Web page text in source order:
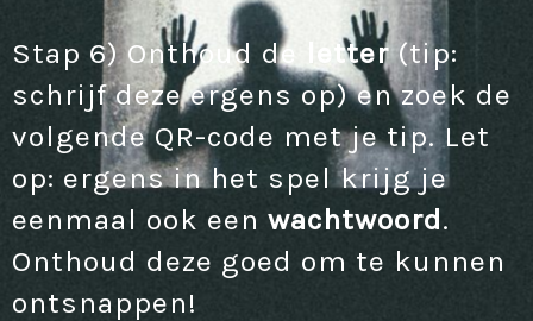
Stap 6) Onthoud de letter(tip:
schrijf deze ergens op) en zoek de
volgende QR-code met je tip. Let
op: ergens in het spel krijg je
eenmaal ook een wachtwoord.
Onthoud deze goed om te kunnen
ontsnappen!